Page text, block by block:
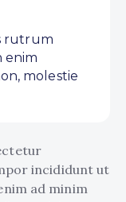
rutrum
enim
molestie
incididunt ut
ad minim